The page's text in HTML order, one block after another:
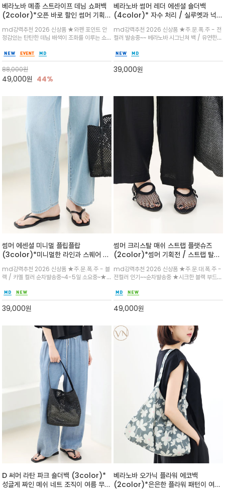
베라노바 메종 스트라이프 데님 쇼퍼백
(2color)*오픈 바로 할인 썸머 기획
★데님, 팬츠, 원피스는 물론 출근룩, 주
말 모임룩, 여행룩까지 ~
md강력추천 2026 신상품 ★와펜 포인트 안
정감있는 탄탄한 데님 배색이 조화를 이루는 쇼
클래식한 네이비·아이보리 스트라이프와 산뜻한
스카이블루 컬러가 너무 이쁜 쇼퍼백
88,000원
49,000원 44%
베라노바 썸머 레더 에센셜 숄더백
(4color)* 자수 처리 / 실루엣과 넉넉
한 수납력을 자랑하는 베라노바의 에센
셜 숄더백
md강력추천 2026 신상품 ★주.문.폭.주 - 전
컬러 발송중~~ 베라노바 시그닌쳐 백 / 유연한
설계로 어깨의 피로도를 낮춰 편안한 착용/가볍
게 들수록 더욱 멋스러운 크링클 텍스처의 데일
리 숄더백
39,000원
썸머 에센셜 미니멀 플립플랍
(3color)*미니멀한 라인과 스퀘어 토
실루엣이 세련된 분위기를 완성하는 쪼
리
md강력추천 2026 신상품 ★주.문.폭.주 - 블
랙 / 카멜 컬러 순차발송중~4-5일 소요중~★
실루엣/무심한 듯 시크한 파리지앵 무드/화이트,
블랙, 브라운 3가지 컬러로 구성되어 룩에 따라
담백하게 매치
39,000원
썸머 크리스탈 매쉬 스트랩 플랫슈즈
(2color)*썸머 기획전 / 스트랩 탈착
하지않고 편하게 신으셔도 되는 타입~섬
세한 메쉬 짜임 위로 은은하게 반짝이는
크리스탈 디테일을 더한 플랫슈즈
md강력추천 2026 신상품 ★주.문.대.폭.주 -
전컬러 인기~~순차발송중 ★시크한 블랙 부드러
하게 좋으며 가볍고 시원해 데일리 만능 아이템 /
와이드 팬츠와 함께 데일리룩·출근룩 포인트
49,000원
D 써머 라탄 파크 숄더백 (3color)*
성글게 짜인 메쉬 네트 조직이 여름 무드
베라노바 오가닉 플라워 에코백
(2color)*은은한 플라워 패턴이 여름